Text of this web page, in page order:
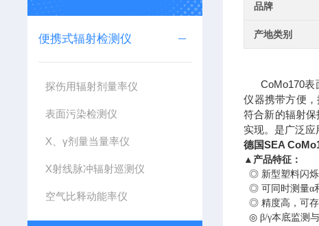
便携式辐射检测仪
探伤用辐射剂量率仪
表面污染检测仪
X、γ剂量当量率仪
X射线脉冲辐射巡测仪
空气比释动能率仪
品牌
产地类别
CoMo170表
仪器携带方便
符合新的辐射
实现。是广泛应
德国SEA
▲ 产品特征：
◎ 新型塑料闪
◎ 可同时测量α
◎ 精度高，可存
◎ β/γ本底监测